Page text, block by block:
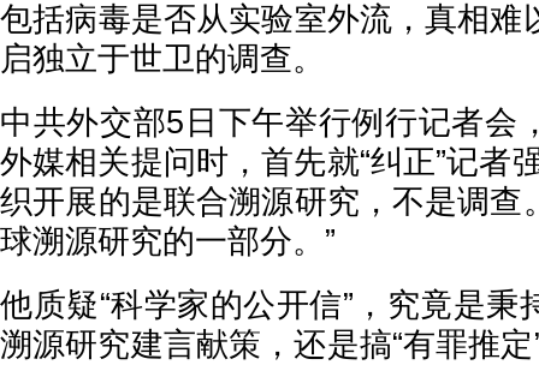
包括病毒是否从实验室外流，真相难
启独立于世卫的调查。
中共外交部5日下午举行例行记者会
外媒相关提问时，首先就“纠正”记者
织开展的是联合溯源研究，不是调查
球溯源研究的一部分。”
他质疑“科学家的公开信”，究竟是秉
溯源研究建言献策，还是搞“有罪推